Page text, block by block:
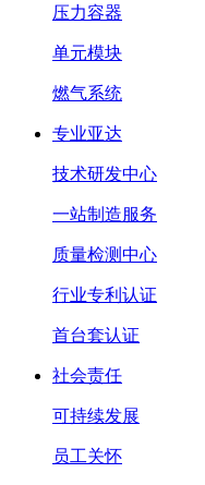
压力容器
单元模块
燃气系统
专业亚达
技术研发中心
一站制造服务
质量检测中心
行业专利认证
首台套认证
社会责任
可持续发展
员工关怀